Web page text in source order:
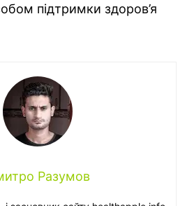
підтримки здоров’я
Разумов